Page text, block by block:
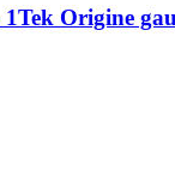
1Tek Origine